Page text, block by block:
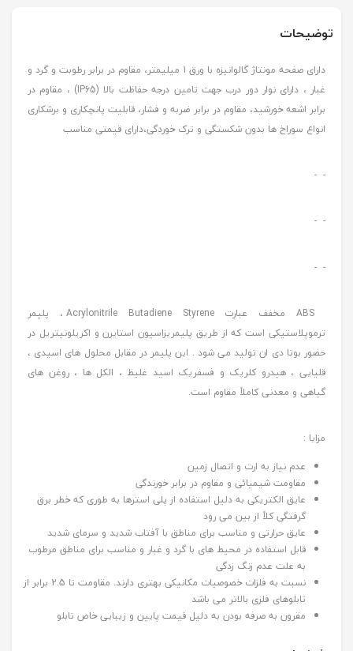
توضیحات
دارای صفحه مونتاژ گالوانیزه با ورق 1 میلیمتر، مقاوم در برابر رطوبت و گرد و
غبار ، دارای نوار دور درب جهت تامین درجه حفاظت بالا (IP65) ، مقاوم در
برابر اشعه خورشید، مقاوم در برابر ضربه و فشار، قابلیت پانچکاری و برشکاری
انواع سوراخ ها بدون شکستگی و ترک خوردگی،دارای قیمتی مناسب
- -
- -
- -
ABS مخفف عبارت Acrylonitrile Butadiene Styrene ، پلیمر
ترموپلاستیکی است که از طریق پلیمریزاسیون استایرن و اکریلونیتریل در
حضور بوتا دی ان تولید می شود . این پلیمر در مقابل محلول های اسیدی ،
قلیایی ، هیدرو کلریک و فسفریک اسید غلیظ ، الکل ها ، روغن های
گیاهی و معدنی کاملاً مقاوم است.
مزایا :
عدم نیاز به ارت و اتصال زمین
مقاومت شیمیائی و مقاوم در برابر خورندگی
عایق الکتریکی به دلیل استفاده از پلی استرها به طوری که خطر برق
گرفتگی کلاً از بین می رود
عایق حرارتی و مناسب برای مناطق با آفتاب شدید و سرمای شدید
قابل استفاده در محیط های با گرد و غبار و مناسب برای مناطق مرطوب
به علت عدم زنگ زدگی
نسبت به فلزات خصوصیات مکانیکی بهتری دارند. مقاومت تا 2.5 برابر از
تابلوهای فلزی بالاتر می باشد
مقرون به صرفه بودن به دلیل قیمت پایین و زیبایی خاص تابلو